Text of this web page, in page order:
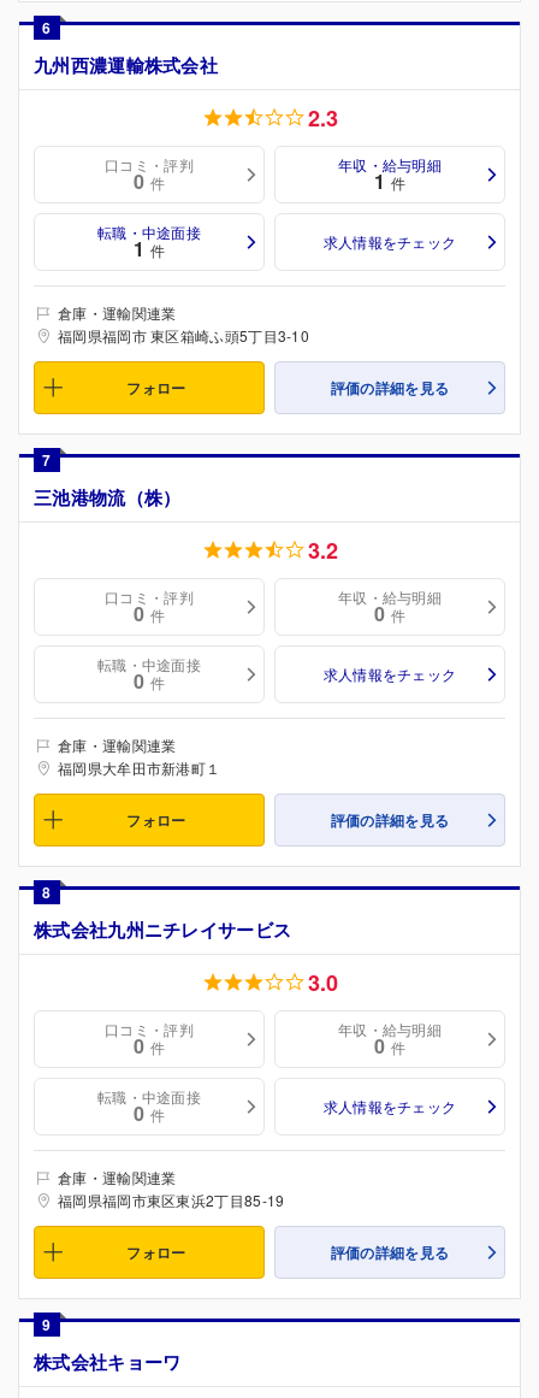
6
九州西濃運輸株式会社
2.3
口コミ・評判
0 件
年収・給与明細
1 件
転職・中途面接
1 件 求人情報をチェック
倉庫・運輸関連業
福岡県福岡市 東区箱崎ふ頭5丁目3-10
フォロー 評価の詳細を見る
7
三池港物流（株）
3.2
口コミ・評判
0 件
年収・給与明細
0 件
転職・中途面接
0 件 求人情報をチェック
倉庫・運輸関連業
福岡県大牟田市新港町１
フォロー 評価の詳細を見る
8
株式会社九州ニチレイサービス
3.0
口コミ・評判
0 件
年収・給与明細
0 件
転職・中途面接
0 件 求人情報をチェック
倉庫・運輸関連業
福岡県福岡市東区東浜2丁目85-19
フォロー 評価の詳細を見る
9
株式会社キョーワ